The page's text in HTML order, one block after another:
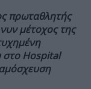
πρωταθλητής
μέτοχος της
στοHospital